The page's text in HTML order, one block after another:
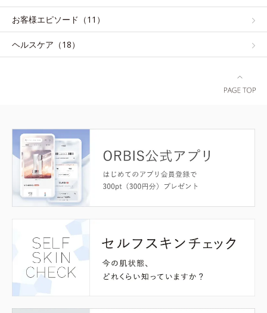
お客様エピソード（11）
ヘルスケア（18）